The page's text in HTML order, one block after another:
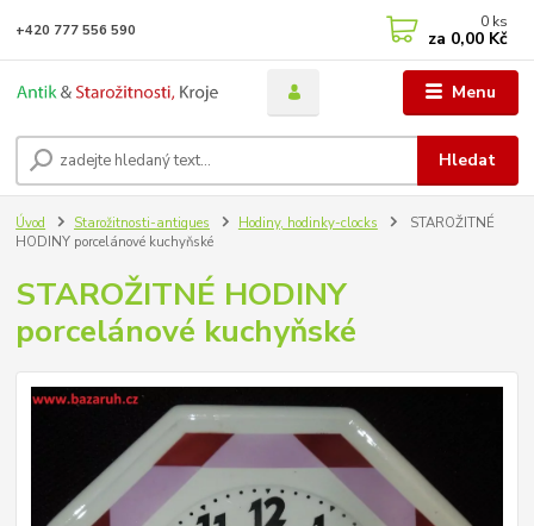
Menu
Hledat
+420 777 556 590 0 ks
za 0,00 Kč
Úvod Starožitnosti-antiques Hodiny, hodinky-clocks
STAROŽITNÉ
HODINY porcelánové kuchyňské
STAROŽITNÉ HODINY
porcelánové kuchyňské